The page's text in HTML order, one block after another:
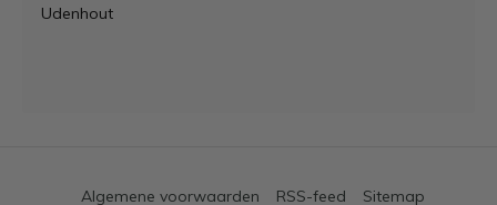
Udenhout
Algemene voorwaarden RSS-feed Sitemap